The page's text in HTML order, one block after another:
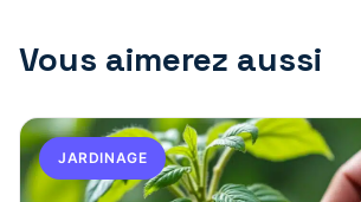
Vous aimerez aussi
JARDINAGE